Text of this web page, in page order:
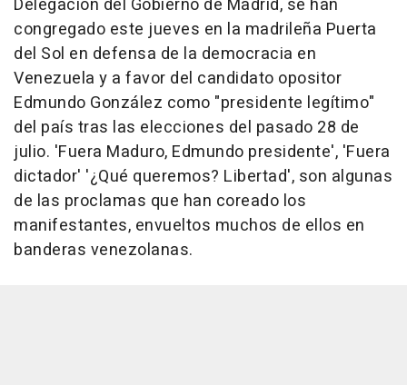
congregado este jueves en la madrileña Puerta
del Sol en defensa de la democracia en
Venezuela y a favor del candidato opositor
Edmundo González como "presidente legítimo"
del país tras las elecciones del pasado 28 de
julio. 'Fuera Maduro, Edmundo presidente', 'Fuera
dictador' '¿Qué queremos? Libertad', son algunas
de las proclamas que han coreado los
manifestantes, envueltos muchos de ellos en
banderas venezolanas.